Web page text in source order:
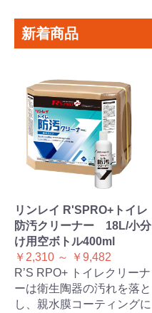
新着商品
リンレイ R'SPRO+トイレ
防汚クリーナー 18L/小分
け用空ボトル400ml
￥2,310 ～ ￥9,482
R’S RPO+ トイレクリーナ
ーは衛生陶器の汚れを落と
し、親水膜コーティングに